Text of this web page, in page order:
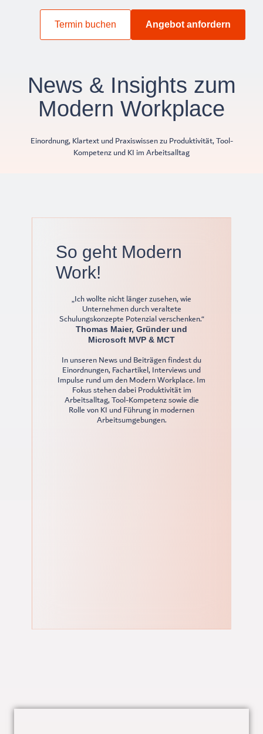
Termin buchen Angebot anfordern
News & Insights zum
Modern Workplace
Einordnung, Klartext und Praxiswissen zu Produktivität, Tool-
Kompetenz und KI im Arbeitsalltag
So geht Modern
Work!
„Ich wollte nicht länger zusehen, wie
Unternehmen durch veraltete
Schulungskonzepte Potenzial verschenken.“
Thomas Maier, Gründer und
Microsoft MVP & MCT
In unseren News und Beiträgen findest du
Einordnungen, Fachartikel, Interviews und
Impulse rund um den Modern Workplace. Im
Fokus stehen dabei Produktivität im
Arbeitsalltag, Tool-Kompetenz sowie die
Rolle von KI und Führung in modernen
Arbeitsumgebungen.